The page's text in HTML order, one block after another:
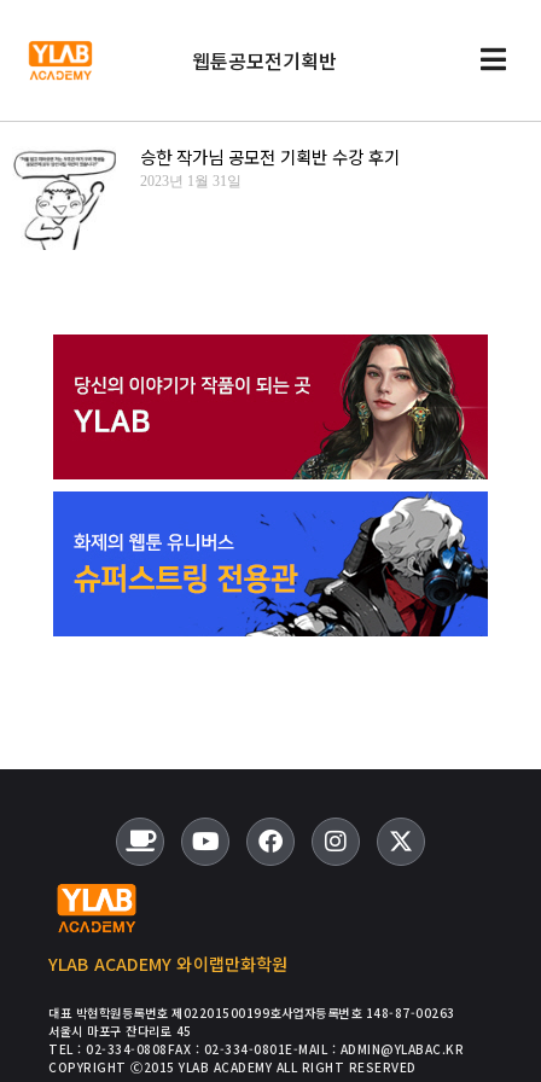
웹툰공모전기획반
승한 작가님 공모전 기획반 수강 후기
2023년 1월 31일
YLAB ACADEMY 와이랩만화학원
대표 박현학원등록번호 제02201500199호사업자등록번호 148-87-00263
서울시 마포구 잔다리로 45
TEL : 02-334-0808FAX : 02-334-0801E-MAIL : ADMIN@YLABAC.KR
COPYRIGHT Ⓒ2015 YLAB ACADEMY ALL RIGHT RESERVED